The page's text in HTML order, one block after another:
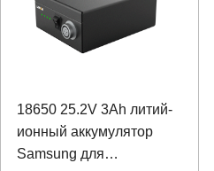
18650 25.2V 3Ah литий-
ионный аккумулятор
Samsung для